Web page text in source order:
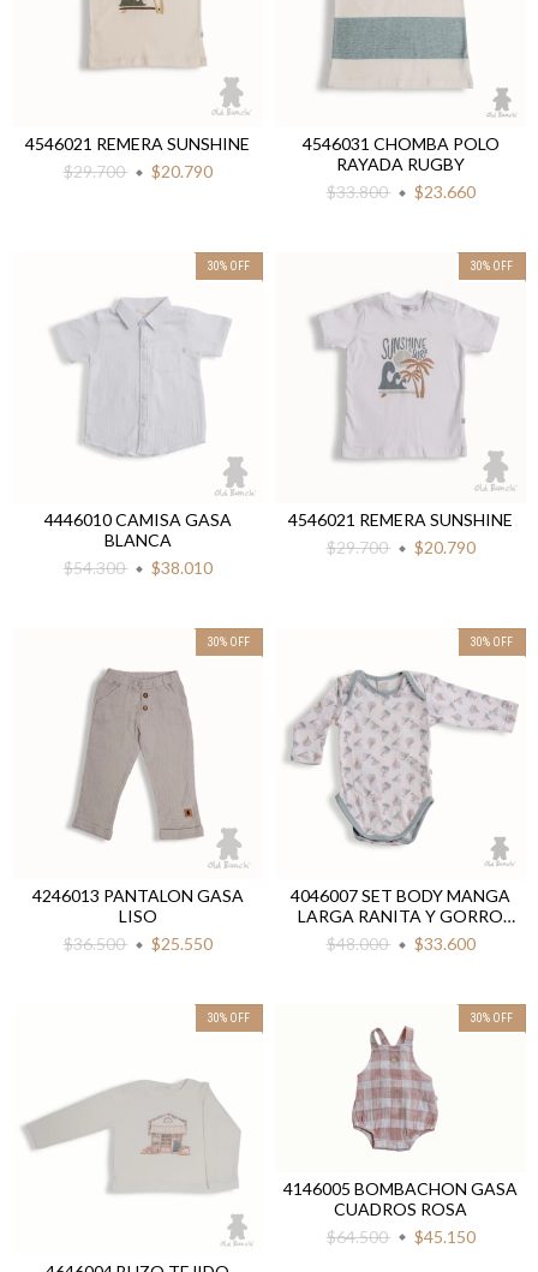
4546021 REMERA SUNSHINE
$29.700
$20.790
4546031 CHOMBA POLO
RAYADA RUGBY
$33.800
$23.660
30% OFF
4446010 CAMISA GASA
BLANCA
$54.300
$38.010
30% OFF
4546021 REMERA SUNSHINE
$29.700
$20.790
30% OFF
4246013 PANTALON GASA
LISO
$36.500
$25.550
30% OFF
4046007 SET BODY MANGA
LARGA RANITA Y GORRO
VELEROS
$48.000 $33.600
30% OFF 30% OFF
4146005 BOMBACHON GASA
CUADROS ROSA
$64.500
$45.150